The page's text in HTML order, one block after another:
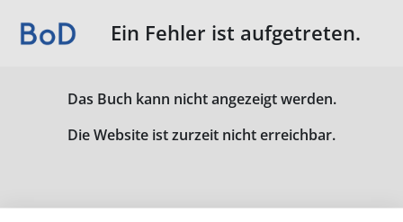
Ein Fehler ist aufgetreten.
Das Buch kann nicht angezeigt werden.
Die Website ist zurzeit nicht erreichbar.